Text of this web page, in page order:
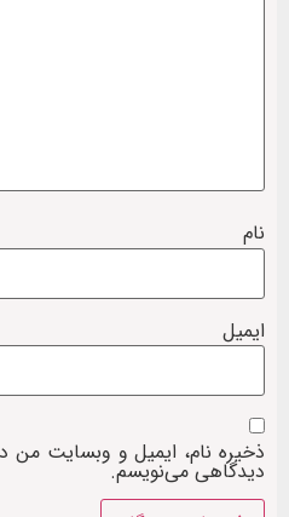
نام
ایمیل
ذخیره نام، ایمیل و وبسایت من
دیدگاهی می‌نویسم.